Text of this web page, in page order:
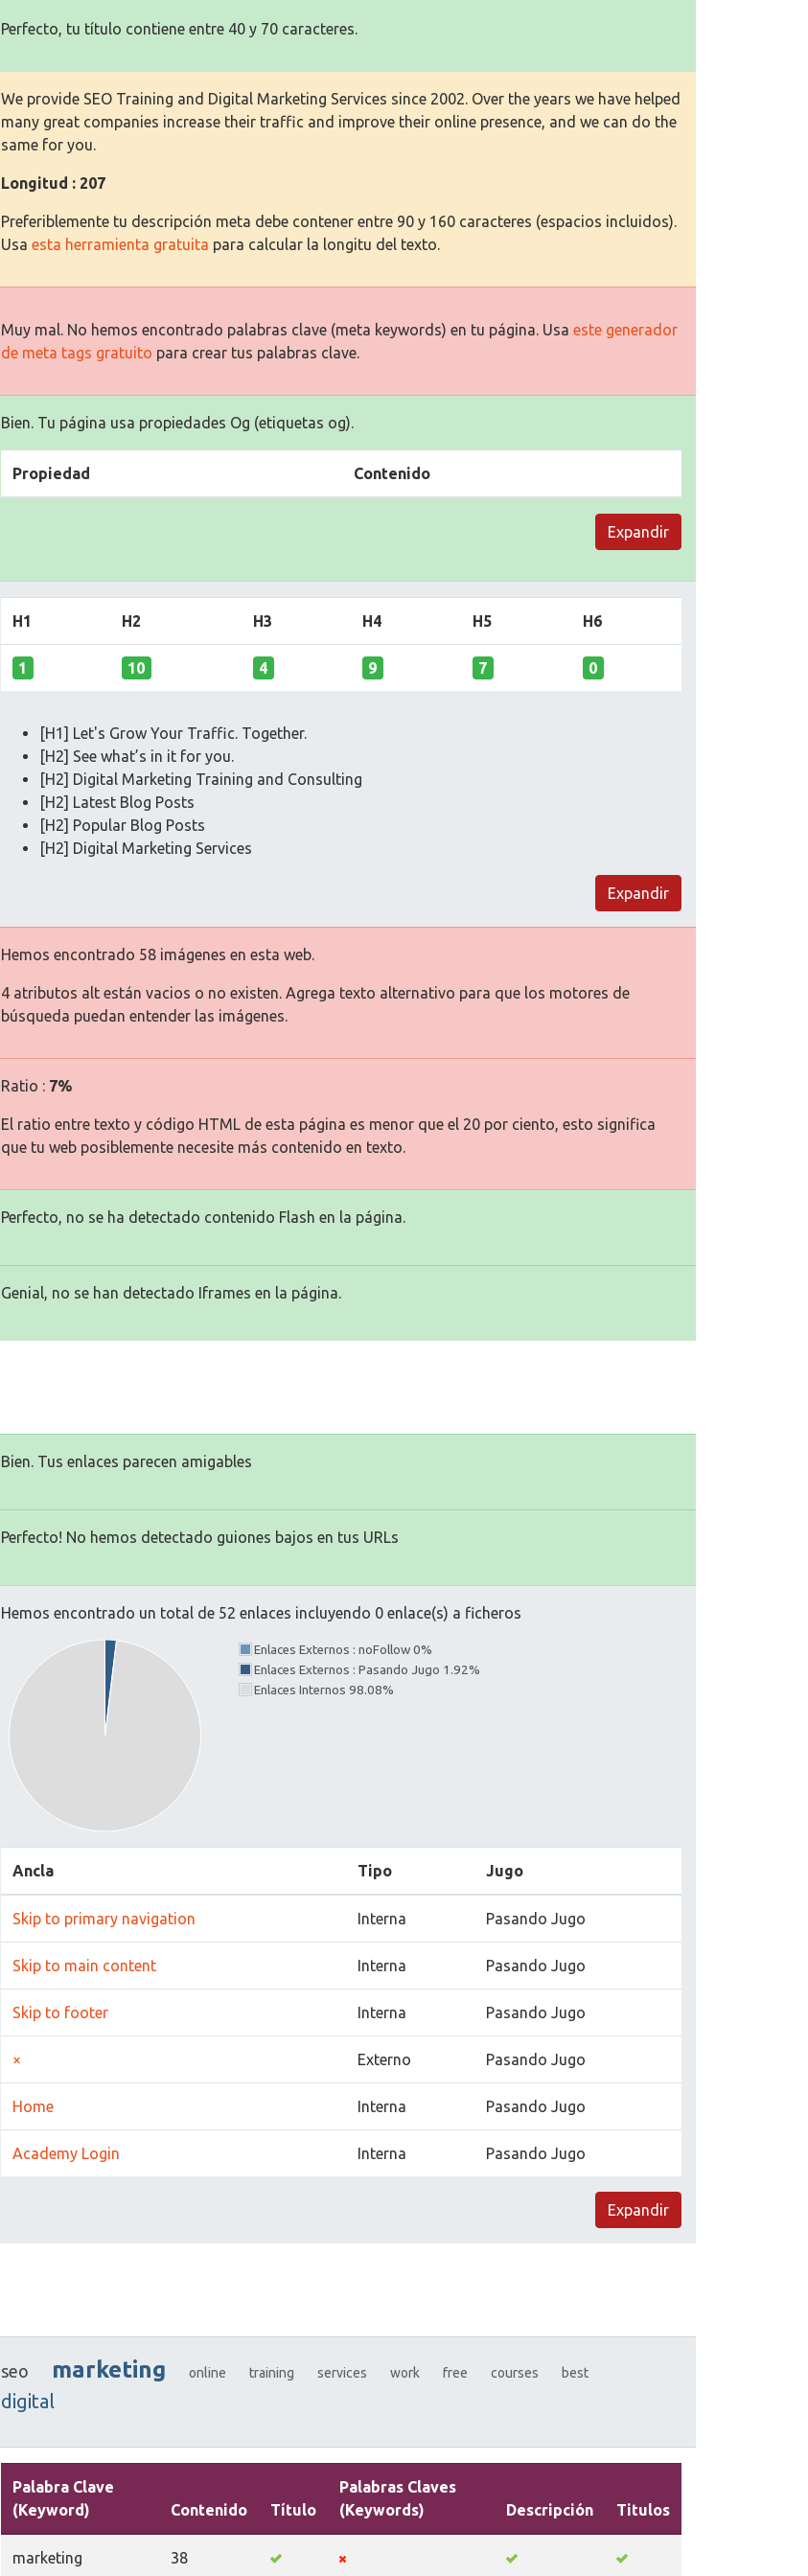
Perfecto, tu título contiene entre 40 y 70 caracteres.
We provide SEO Training and Digital Marketing Services since 2002. Over the years we have helped
many great companies increase their traffic and improve their online presence, and we can do the
same for you.
Longitud : 207
Preferiblemente tu descripción meta debe contener entre 90 y 160 caracteres (espacios incluidos).
Usa esta herramienta gratuita para calcular la longitu del texto.
Muy mal. No hemos encontrado palabras clave (meta keywords) en tu página. Usa este generador
de meta tags gratuito para crear tus palabras clave.
Bien. Tu página usa propiedades Og (etiquetas og).
Propiedad Contenido
Expandir
H1 H2 H3 H4 H5 H6
1 10 4 9 7 0
[H1] Let's Grow Your Traffic. Together.
[H2] See what’s in it for you.
[H2] Digital Marketing Training and Consulting
[H2] Latest Blog Posts
[H2] Popular Blog Posts
[H2] Digital Marketing Services
Expandir
Hemos encontrado 58 imágenes en esta web.
4 atributos alt están vacios o no existen. Agrega texto alternativo para que los motores de
búsqueda puedan entender las imágenes.
Ratio : 7%
El ratio entre texto y código HTML de esta página es menor que el 20 por ciento, esto significa
que tu web posiblemente necesite más contenido en texto.
Perfecto, no se ha detectado contenido Flash en la página.
Genial, no se han detectado Iframes en la página.
Bien. Tus enlaces parecen amigables
Perfecto! No hemos detectado guiones bajos en tus URLs
Hemos encontrado un total de 52 enlaces incluyendo 0 enlace(s) a ficheros
Enlaces Externos : noFollow 0%
Enlaces Externos : Pasando Jugo 1.92%
Enlaces Internos 98.08%
Ancla Tipo Jugo
Skip to primary navigation Interna Pasando Jugo
Skip to main content Interna Pasando Jugo
Skip to footer Interna Pasando Jugo
× Externo Pasando Jugo
Home Interna Pasando Jugo
Academy Login Interna Pasando Jugo
Expandir
seo marketing online training services work free courses best
digital
Palabra Clave
(Keyword)
Contenido Título
Palabras Claves
(Keywords)
Descripción Titulos
marketing 38